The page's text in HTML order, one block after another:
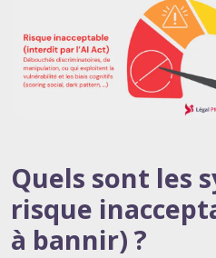
Quels sont les
risque
à bannir) ?